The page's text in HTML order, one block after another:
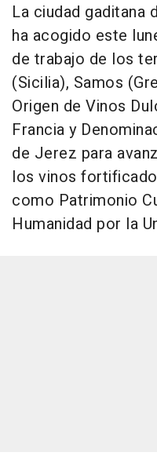
La ciudad gaditana
ha acogido este
de trabajo de los
(Sicilia), Samos
Origen de Vinos
Francia y
de Jerez para
los vinos
como Patrimonio
Humanidad por la